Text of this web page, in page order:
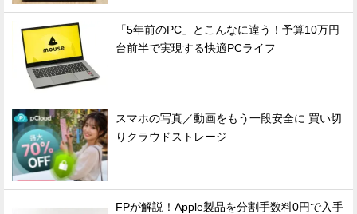
「5年前のPC」とこんなに違う！予算10万円
台前半で実現する快適PCライフ
スマホの写真／動画をもう一段安全に 買い切
りクラウドストレージ
FPが解説！Apple製品を分割手数料0円で入手